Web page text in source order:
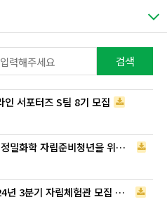
검색
인 서포터즈 S팀 8기 모집
[대한사회복지회] 2024년 롯데정밀화학 자립준비청년을 위한 <엘-아띠 사업>
[경기도자립지원전담기관] 2024년 3분기 자립체험관 모집 공고(의왕)